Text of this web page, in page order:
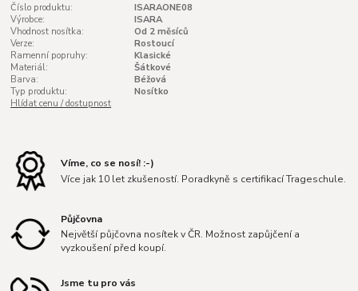
Číslo produktu:
ISARAONE08
Výrobce:
ISARA
Vhodnost nosítka:
Od 2 měsíců
Verze:
Rostoucí
Ramenní popruhy:
Klasické
Materiál:
Šátkové
Barva:
Béžová
Typ produktu:
Nosítko
Hlídat cenu / dostupnost
Víme, co se nosí! :-)
Více jak 10 let zkušeností. Poradkyně s certifikací Trageschule.
Půjčovna
Největší půjčovna nosítek v ČR. Možnost zapůjčení a
vyzkoušení před koupí.
Jsme tu pro vás